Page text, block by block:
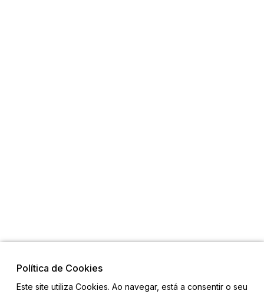
Política de Cookies
Este site utiliza Cookies. Ao navegar, está a consentir o seu